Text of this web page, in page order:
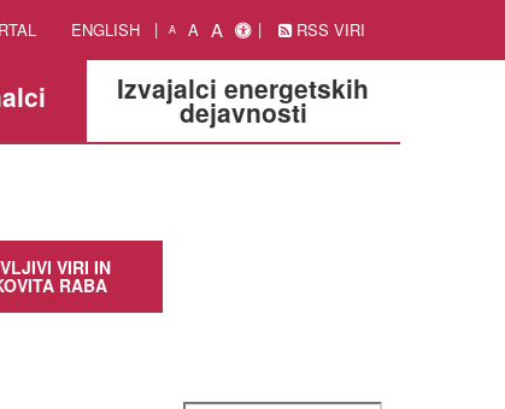
ENGLISH A A A RSS VIRI
Izvajalci energetskih
dejavnosti
VIRI IN
RABA